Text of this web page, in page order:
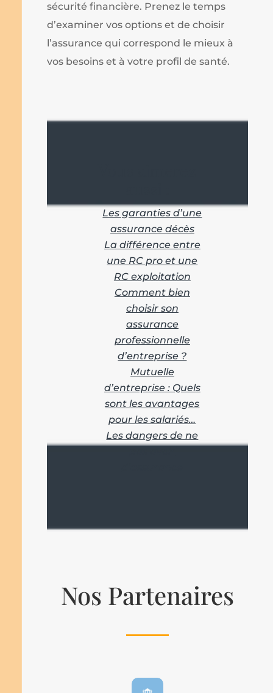
sécurité financière. Prenez le temps
d’examiner vos options et de choisir
l’assurance qui correspond le mieux à
vos besoins et à votre profil de santé.
Les garanties d’une
assurance décès
La différence entre
une RC pro et une
RC exploitation
Comment bien
choisir son
assurance
professionnelle
d’entreprise ?
Mutuelle
d’entreprise : Quels
sont les avantages
pour les salariés…
Les dangers de ne
Nos Partenaires